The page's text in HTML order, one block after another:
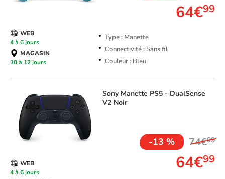
64€99
Type : Manette
Connectivité : Sans fil
Couleur : Bleu
WEB
4 à 6 jours
MAGASIN
10 à 12 jours
Sony Manette PS5 - DualSense
V2 Noir
-13 % 74€99
64€99
WEB
4 à 6 jours